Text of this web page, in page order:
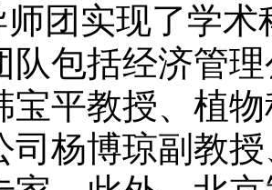
团实现了学
队包括经济管
宝平教授、植
司杨博琼副教